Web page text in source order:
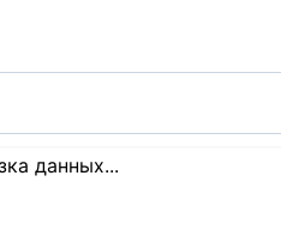
Loading...
данных...